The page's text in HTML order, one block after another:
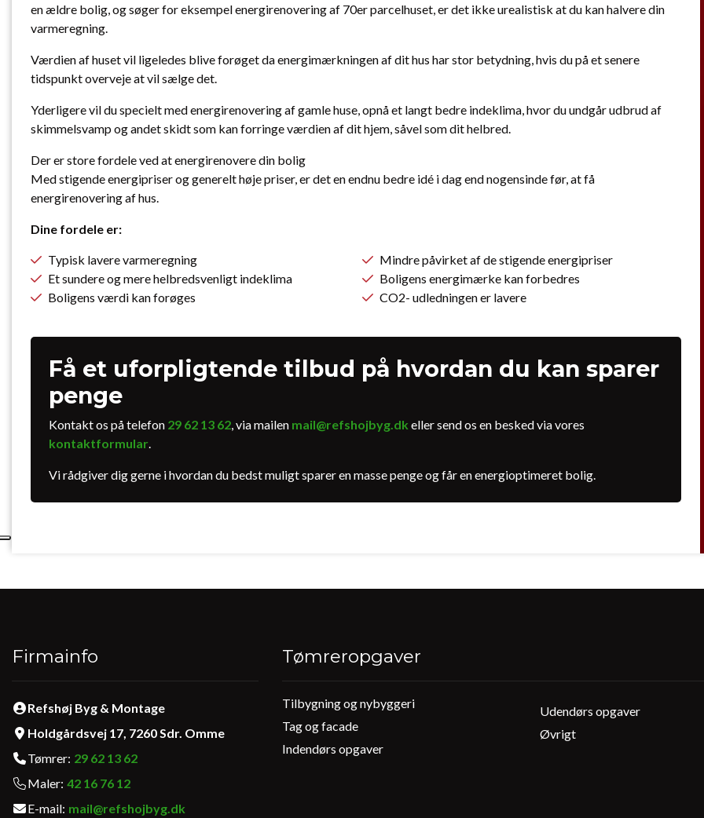
en ældre bolig, og søger for eksempel energirenovering af 70er parcelhuset, er det ikke urealistisk at du kan halvere din
varmeregning.
Værdien af huset vil ligeledes blive forøget da energimærkningen af dit hus har stor betydning, hvis du på et senere
tidspunkt overveje at vil sælge det.
Yderligere vil du specielt med energirenovering af gamle huse, opnå et langt bedre indeklima, hvor du undgår udbrud af
skimmelsvamp og andet skidt som kan forringe værdien af dit hjem, såvel som dit helbred.
Der er store fordele ved at energirenovere din bolig
Med stigende energipriser og generelt høje priser, er det en endnu bedre idé i dag end nogensinde før, at få
energirenovering af hus.
Dine fordele er:
Typisk lavere varmeregning
Et sundere og mere helbredsvenligt indeklima
Boligens værdi kan forøges
Mindre påvirket af de stigende energipriser
Boligens energimærke kan forbedres
CO2- udledningen er lavere
Få et uforpligtende tilbud på hvordan du kan sparer
penge
Kontakt os på telefon 29 62 13 62 , via mailen mail@refshojbyg.dk eller send os en besked via vores
kontaktformular
Vi rådgiver dig gerne i hvordan du bedst muligt sparer en masse penge og får en energioptimeret bolig.
Firmainfo
Refshøj Byg & Montage
Holdgårdsvej 17, 7260 Sdr. Omme
Tømrer: 29 62 13 62
Maler: 42 16 76 12
E-mail: mail@refshojbyg.dk
Tømreropgaver
Primær
navigation
Tilbygning og nybyggeri
Tag og facade
Indendørs opgaver
Udendørs opgaver
Øvrigt